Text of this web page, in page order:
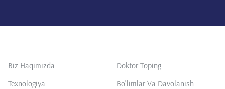
Biz Haqimizda
Doktor Toping
Texnologiya
Bo'limlar Va Davolanish